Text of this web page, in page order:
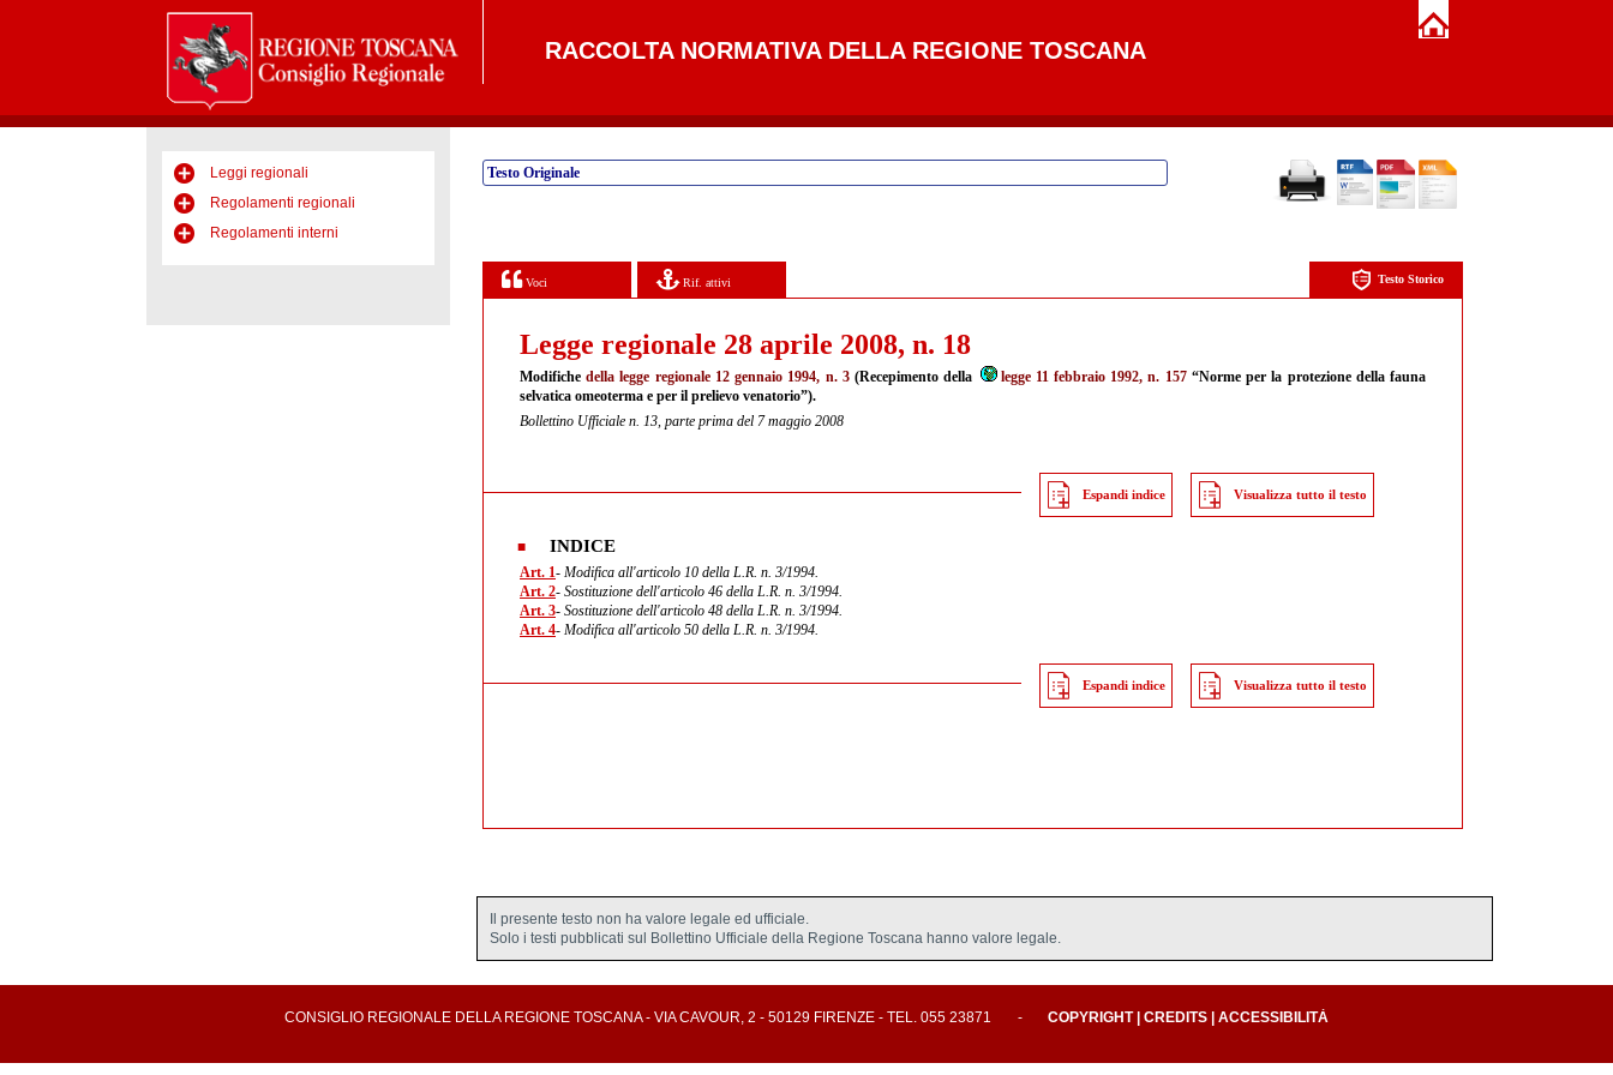
RACCOLTA NORMATIVA DELLA REGIONE TOSCANA
Leggi regionali
Regolamenti regionali
Regolamenti interni
Testo Originale
Voci Rif. attivi Testo Storico
Legge regionale 28 aprile 2008, n. 18
Modifichedella legge regionale 12 gennaio 1994, n. 3(Recepimento della legge 11 febbraio 1992, n. 157“Norme per la protezione della fauna
selvatica omeoterma e per il prelievo venatorio”).
Bollettino Ufficiale n. 13, parte prima del 7 maggio 2008
Espandi indice Visualizza tutto il testo
INDICE
Art. 1- Modifica all'articolo 10 della L.R. n. 3/1994.
Art. 2- Sostituzione dell'articolo 46 della L.R. n. 3/1994.
Art. 3- Sostituzione dell'articolo 48 della L.R. n. 3/1994.
Art. 4- Modifica all'articolo 50 della L.R. n. 3/1994.
Espandi indice Visualizza tutto il testo
Il presente testo non ha valore legale ed ufficiale.
Solo i testi pubblicati sul Bollettino Ufficiale della Regione Toscana hanno valore legale.
CONSIGLIO REGIONALE DELLA REGIONE TOSCANA - VIA CAVOUR, 2 - 50129 FIRENZE - TEL. 055 23871 - COPYRIGHT|CREDITS |ACCESSIBILITÀ